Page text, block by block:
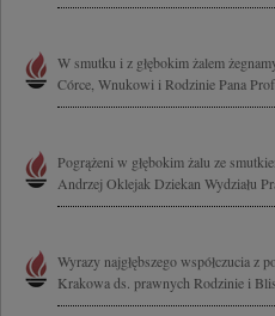
W smutku i z głębokim żalem
Córce, Wnukowi i Rodzinie Pana
Pogrążeni w głębokim żalu ze
Andrzej Oklejak Dziekan Wydziału
Wyrazy najgłębszego współczucia z
Krakowa ds. prawnych Rodzinie i